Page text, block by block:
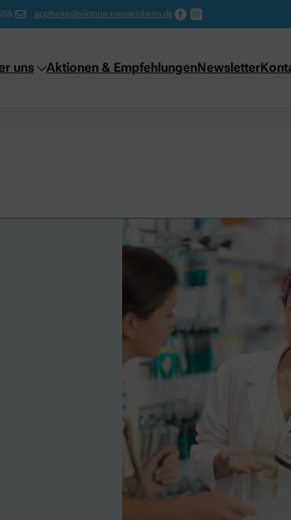
apotheke@viktoria-ruesselsheim.de
uns Aktionen & EmpfehlungenNewsletter